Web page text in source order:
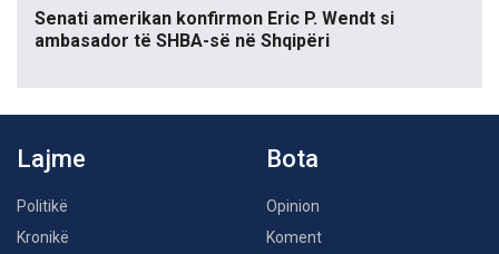
Senati amerikan konfirmon Eric P. Wendt si
ambasador të SHBA-së në Shqipëri
Lajme
Politikë
Kronikë
Bota
Opinion
Koment